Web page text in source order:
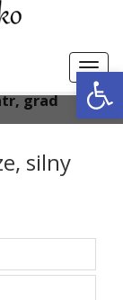
grad
silny